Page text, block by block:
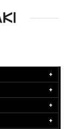
olduğuna
kalbine
O zamanlardan
eden alyans
ve anlamı
gelenekler ve
teknolojinin